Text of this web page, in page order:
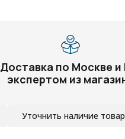
Доставка по Москве
экспертом из
Уточнить наличие